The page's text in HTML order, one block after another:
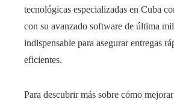
tecnológicas especializadas en Cuba
con su avanzado software de última
indispensable para asegurar entregas
eficientes.
Para descubrir más sobre cómo